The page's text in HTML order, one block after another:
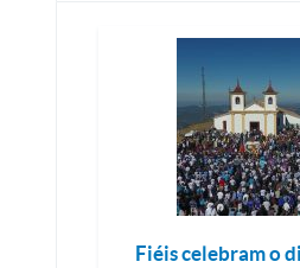
Fiéis celebram o